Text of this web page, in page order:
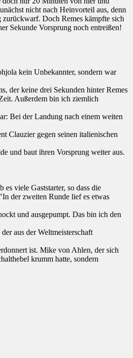
nicht nach Heinvorteil aus, denn
zurückwarf. Doch Remes kämpfte sich
Sekunde Vorsprung noch entreißen!
kein Unbekannter, sondern war
der keine drei Sekunden hinter Remes
Außerdem bin ich ziemlich
Bei der Landung nach einem weiten
Clauzier gegen seinen italienischen
und baut ihren Vorsprung weiter aus.
viele Gaststarter, so dass die
der zweiten Runde lief es etwas
und ausgepumpt. Das bin ich den
aus der Weltmeisterschaft
ist. Mike von Ahlen, der sich
krumm hatte, sondern